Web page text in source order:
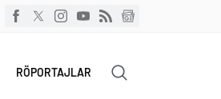
RÖPORTAJLAR